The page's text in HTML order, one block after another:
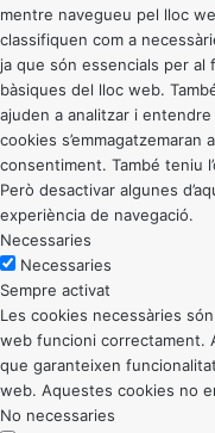
mentre navegueu pel lloc
classifiquen com a
ja que són essencials per
bàsiques del lloc web.
ajuden a analitzar i
cookies
consentiment. També teniu
Però desactivar algunes
experiència de navegació.
Necessaries
Necessaries
Sempre activat
Les cookies necessàries
web funcioni correctament.
que garanteixen
web. Aquestes cookies no
No necessaries